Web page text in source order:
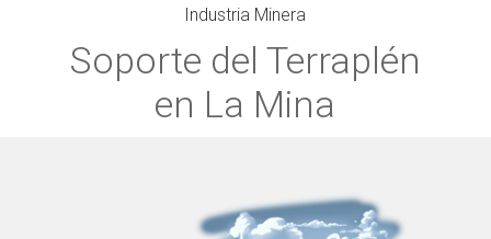
Industria Minera
Soporte del Terraplén
en La Mina